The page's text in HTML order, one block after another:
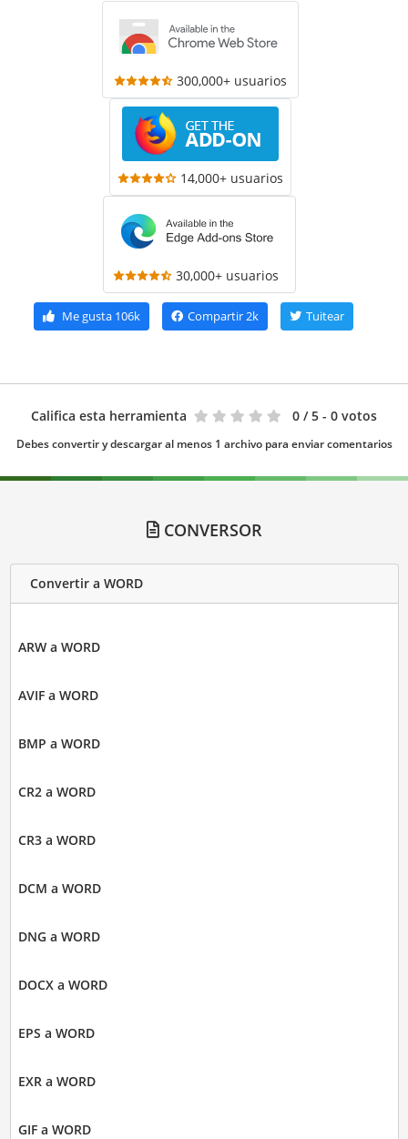
300,000+ usuarios
14,000+ usuarios
30,000+ usuarios
Me gusta106k Compartir2k Tuitear
Califica esta herramienta 0 / 5 - 0 votos
Debes convertir y descargar al menos 1 archivo para enviar comentarios
CONVERSOR
Convertir a WORD
ARW a WORD
AVIF a WORD
BMP a WORD
CR2 a WORD
CR3 a WORD
DCM a WORD
DNG a WORD
DOCX a WORD
EPS a WORD
EXR a WORD
GIF a WORD